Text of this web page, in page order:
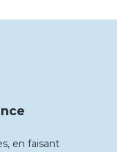
en faisant